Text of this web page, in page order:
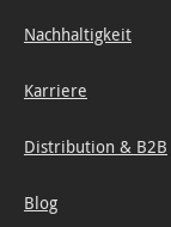
Nachhaltigkeit
Karriere
Distribution & B2B
Blog